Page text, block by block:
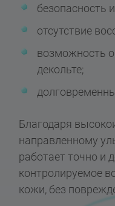
безопасность
отсутствие
возможность
декольте;
Благодаря
направленному
работает точно и
контролируемое
кожи, без